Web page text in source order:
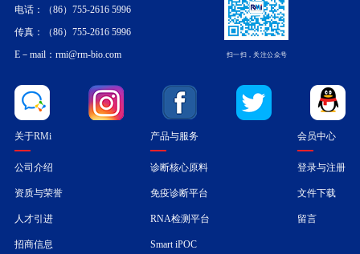
电话：（86）755-2616 5996
传真：（86）755-2616 5996
E－mail：rmi@rm-bio.com
扫一扫，关注公众号
关于RMi
公司介绍
资质与荣誉
人才引进
招商信息
产品与服务
诊断核心原料
免疫诊断平台
RNA检测平台
Smart iPOC
会员中心
登录与注册
文件下载
留言